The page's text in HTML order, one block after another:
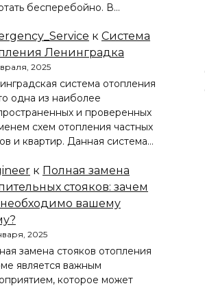
бесперебойно. В…
к Система
Ленинградка
2025
система отопления
одна из наиболее
и проверенных
схем отопления частных
и квартир. Данная система…
к Полная замена
стояков: зачем
необходимо вашему
2025
замена стояков отопления
является важным
которое может